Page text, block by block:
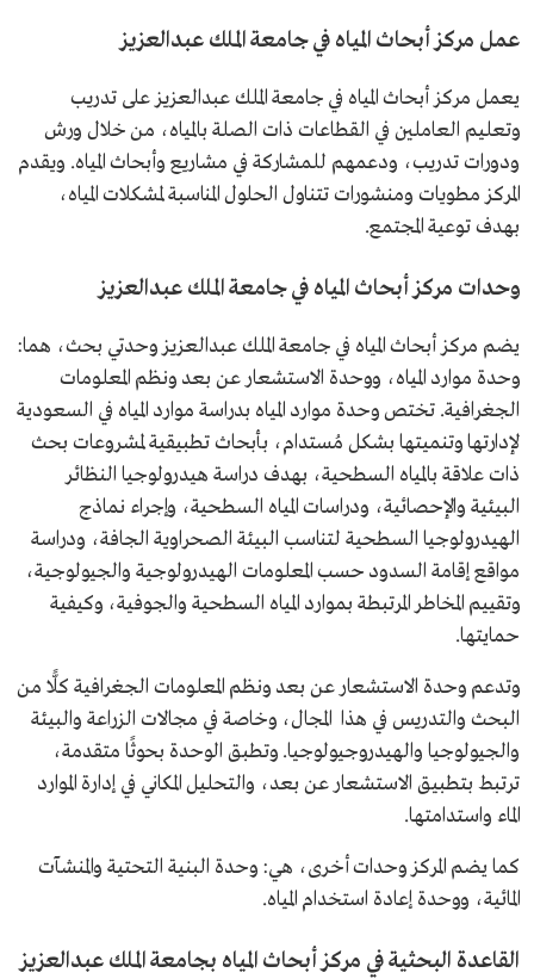
عمل مركز أبحاث المياه في جامعة الملك عبدالعزيز
يعمل مركز أبحاث المياه في جامعة الملك عبدالعزيز على تدريب
وتعليم العاملين في القطاعات ذات الصلة بالمياه، من خلال ورش
ودورات تدريب، ودعمهم للمشاركة في مشاريع وأبحاث المياه. ويقدم
المركز مطويات ومنشورات تتناول الحلول المناسبة لمشكلات المياه،
بهدف توعية المجتمع.
وحدات مركز أبحاث المياه في جامعة الملك عبدالعزيز
يضم مركز أبحاث المياه في جامعة الملك عبدالعزيز وحدتي بحث، هما:
وحدة موارد المياه، ووحدة الاستشعار عن بعد ونظم المعلومات
الجغرافية. تختص وحدة موارد المياه بدراسة موارد المياه في السعودية
لإدارتها وتنميتها بشكل مُستدام، بأبحاث تطبيقية لمشروعات بحث
ذات علاقة بالمياه السطحية، بهدف دراسة هيدرولوجيا النظائر
البيئية والإحصائية، ودراسات المياه السطحية، وإجراء نماذج
الهيدرولوجيا السطحية لتناسب البيئة الصحراوية الجافة، ودراسة
مواقع إقامة السدود حسب المعلومات الهيدرولوجية والجيولوجية،
وتقييم المخاطر المرتبطة بموارد المياه السطحية والجوفية، وكيفية
حمايتها.
وتدعم وحدة الاستشعار عن بعد ونظم المعلومات الجغرافية كلًّا من
البحث والتدريس في هذا المجال، وخاصة في مجالات الزراعة والبيئة
والجيولوجيا والهيدروجيولوجيا. وتطبق الوحدة بحوثًا متقدمة،
ترتبط بتطبيق الاستشعار عن بعد، والتحليل المكاني في إدارة الموارد
الماء واستدامتها.
كما يضم المركز وحدات أخرى، هي: وحدة البنية التحتية والمنشآت
المائية، ووحدة إعادة استخدام المياه.
القاعدة البحثية في مركز أبحاث المياه بجامعة الملك عبدالعزيز